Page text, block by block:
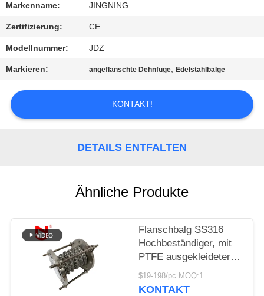
TRETEN
SIE
IN
VERBINDUNG
NACHRICHTEN
FORDERN
ZITAT
SITEMAP
Markenname: JINGNING
Zertifizierung: CE
Modellnummer: JDZ
Markieren: angeflanschte Dehnfuge,Edelstahlbälge
KONTAKT!
DETAILS ENTFALTEN
Ähnliche Produkte
Flanschbalg SS316
Hochbeständiger, mit
PTFE ausgekleideter,
flexibler
Dehnungsverbinder
$19-198/pc MOQ:1
KONTAKT